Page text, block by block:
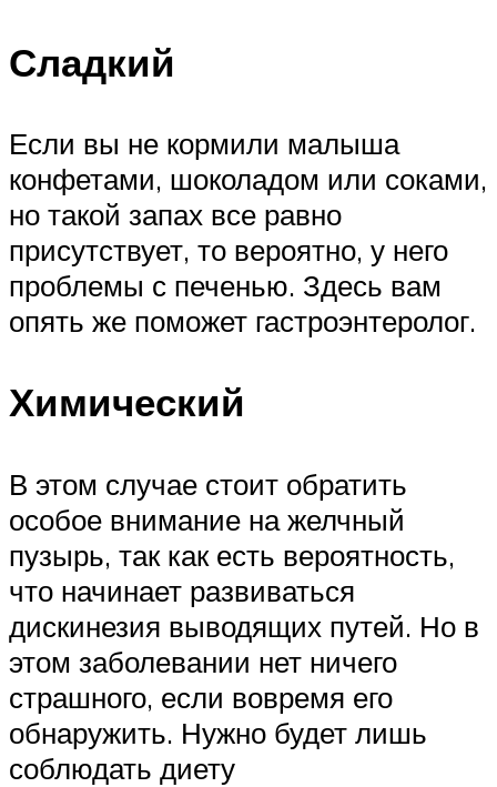
Сладкий
Если вы не кормили малыша
конфетами, шоколадом или соками,
но такой запах все равно
присутствует, то вероятно, у него
проблемы с печенью. Здесь вам
опять же поможет гастроэнтеролог.
Химический
В этом случае стоит обратить
особое внимание на желчный
пузырь, так как есть вероятность,
что начинает развиваться
дискинезия выводящих путей. Но в
этом заболевании нет ничего
страшного, если вовремя его
обнаружить. Нужно будет лишь
соблюдать диету